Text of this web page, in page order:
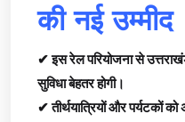
की नई उम्मीद
✔ इस रेल परियोजना से
सुविधा बेहतर होगी।
✔ तीर्थयात्रियों और पर्यटकों